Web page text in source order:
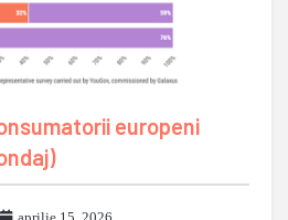
europeni